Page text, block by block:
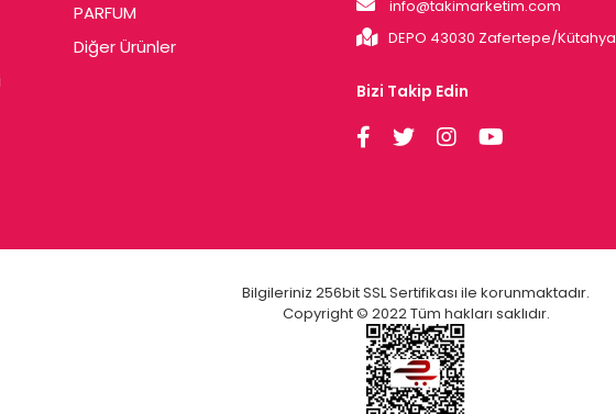
PARFUM
Diğer Ürünler
info@takimarketim.com
DEPO 43030 Zafertepe/Kütahya
Bizi Takip Edin
Bilgileriniz 256bit SSL Sertifikası ile korunmaktadır.
Copyright © 2022 Tüm hakları saklıdır.